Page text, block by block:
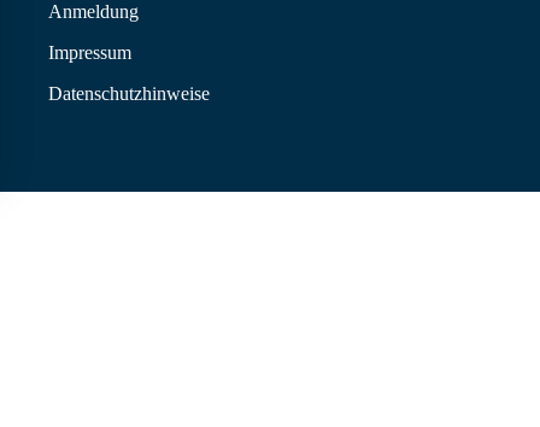
Anmeldung
Impressum
Datenschutzhinweise